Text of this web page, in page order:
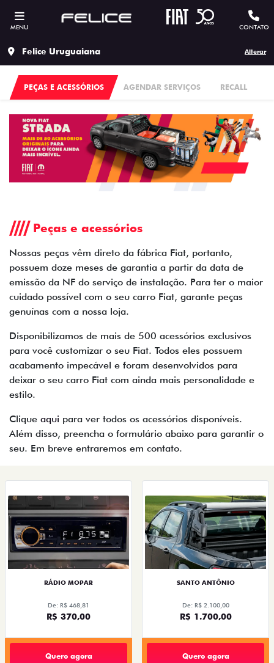
MENU CONTATO
Felice Uruguaiana Alterar
AGENDAR SERVIÇOS
PEÇAS E ACESSÓRIOS RECALL
Peças e acessórios
Nossas peças vêm direto da fábrica Fiat, portanto,
possuem doze meses de garantia a partir da data de
emissão da NF do serviço de instalação. Para ter o maior
cuidado possível com o seu carro Fiat, garante peças
genuínas com a nossa loja.
Disponibilizamos de mais de 500 acessórios exclusivos
para você customizar o seu Fiat. Todos eles possuem
acabamento impecável e foram desenvolvidos para
deixar o seu carro Fiat com ainda mais personalidade e
estilo.
Clique aqui para ver todos os acessórios disponíveis.
Além disso, preencha o formulário abaixo para garantir o
seu. Em breve entraremos em contato.
RÁDIO MOPAR
De: R$ 468,81
R$ 370,00
Quero agora
SANTO ANTÔNIO
De: R$ 2.100,00
R$ 1.700,00
Quero agora